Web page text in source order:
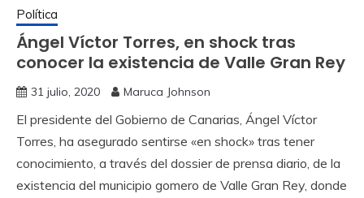
Política
Ángel Víctor Torres, en shock tras
conocer la existencia de Valle Gran Rey
31 julio, 2020 Maruca Johnson
El presidente del Gobierno de Canarias, Ángel Víctor
Torres, ha asegurado sentirse «en shock» tras tener
conocimiento, a través del dossier de prensa diario, de la
existencia del municipio gomero de Valle Gran Rey, donde